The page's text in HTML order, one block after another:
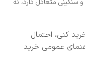
کنی، احتمال
عمومی خرید